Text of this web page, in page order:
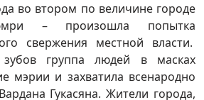
во втором по величине городе
– произошла попытка
свержения местной власти.
группа людей в масках
мэрии и захватила всенародно
Гукасяна. Жители города,